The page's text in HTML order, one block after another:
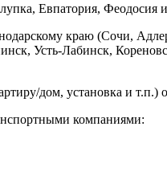
Евпатория, Феодосия и
краю (Сочи,
Усть-Лабинск,
дом, установка и т.п.)
компаниями: